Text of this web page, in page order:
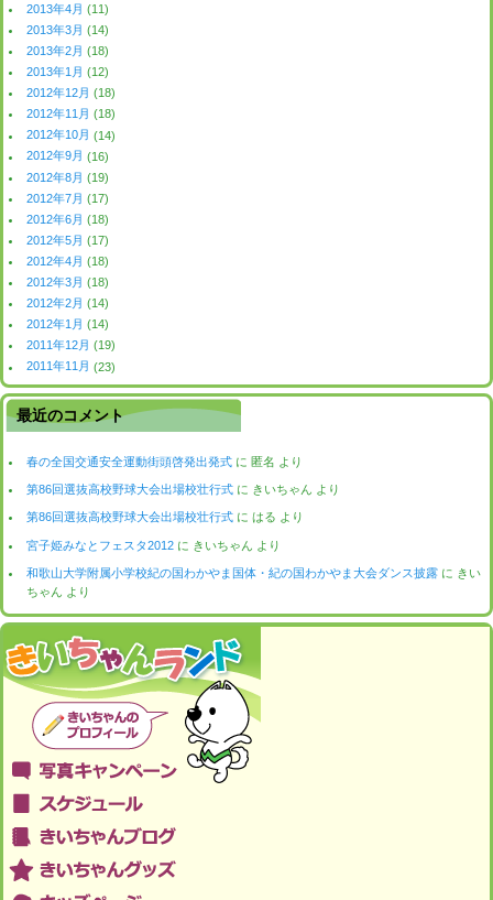
2013年4月 (11)
2013年3月 (14)
2013年2月 (18)
2013年1月 (12)
2012年12月 (18)
2012年11月 (18)
2012年10月 (14)
2012年9月 (16)
2012年8月 (19)
2012年7月 (17)
2012年6月 (18)
2012年5月 (17)
2012年4月 (18)
2012年3月 (18)
2012年2月 (14)
2012年1月 (14)
2011年12月 (19)
2011年11月 (23)
最近のコメント
春の全国交通安全運動街頭啓発出発式 に匿名 より
第86回選抜高校野球大会出場校壮行式 に きいちゃん より
第86回選抜高校野球大会出場校壮行式 にはる より
宮子姫みなとフェスタ2012 に きいちゃん より
和歌山大学附属小学校紀の国わかやま国体・紀の国わかやま大会ダンス披露 に きい
ちゃん より